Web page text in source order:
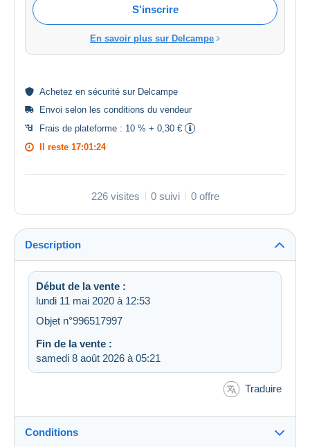
S'inscrire
En savoir plus sur Delcampe
Achetez en sécurité sur Delcampe
Envoi selon les conditions du vendeur
Frais de plateforme : 10 % + 0,30 €
Il reste 17:01:23
226 visites 0 suivi 0 offre
Description
Début de la vente :
lundi 11 mai 2020 à 12:53
Objet n°996517997
Fin de la vente :
samedi 8 août 2026 à 05:21
Traduire
Conditions